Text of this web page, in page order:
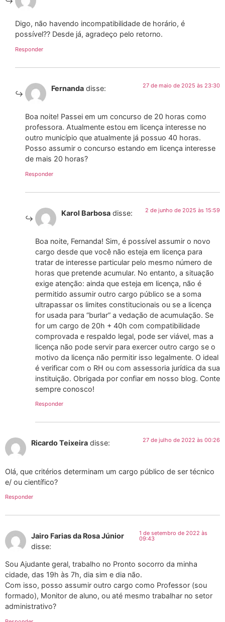
Digo, não havendo incompatibilidade de horário, é
possível?? Desde já, agradeço pelo retorno.
Responder
Fernanda disse: 27 de maio de 2025 às 23:30
Boa noite! Passei em um concurso de 20 horas como
professora. Atualmente estou em licença interesse no
outro município que atualmente já possuo 40 horas.
Posso assumir o concurso estando em licença interesse
de mais 20 horas?
Responder
Karol Barbosa disse: 2 de junho de 2025 às 15:59
Boa noite, Fernanda! Sim, é possível assumir o novo
cargo desde que você não esteja em licença para
tratar de interesse particular pelo mesmo número de
horas que pretende acumular. No entanto, a situação
exige atenção: ainda que esteja em licença, não é
permitido assumir outro cargo público se a soma
ultrapassar os limites constitucionais ou se a licença
for usada para “burlar” a vedação de acumulação. Se
for um cargo de 20h + 40h com compatibilidade
comprovada e respaldo legal, pode ser viável, mas a
licença não pode servir para exercer outro cargo se o
motivo da licença não permitir isso legalmente. O ideal
é verificar com o RH ou com assessoria jurídica da sua
instituição. Obrigada por confiar em nosso blog. Conte
sempre conosco!
Responder
Ricardo Teixeira disse: 27 de julho de 2022 às 00:26
Olá, que critérios determinam um cargo público de ser técnico
e/ ou científico?
Responder
Jairo Farias da Rosa Júnior
disse:
1 de setembro de 2022 às
09:43
Sou Ajudante geral, trabalho no Pronto socorro da minha
cidade, das 19h às 7h, dia sim e dia não.
Com isso, posso assumir outro cargo como Professor (sou
formado), Monitor de aluno, ou até mesmo trabalhar no setor
administrativo?